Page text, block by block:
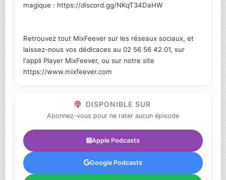
magique : https://discord.gg/NKqT34DaHW
Retrouvez tout MixFeever sur les réseaux sociaux, et
laissez-nous vos dédicaces au 02 56 56 42 01, sur
l'appli Player MixFeever, ou sur notre site
https://www.mixfeever.com
DISPONIBLE SUR
Abonnez-vous pour ne rater aucun épisode
Apple Podcasts
Google Podcasts